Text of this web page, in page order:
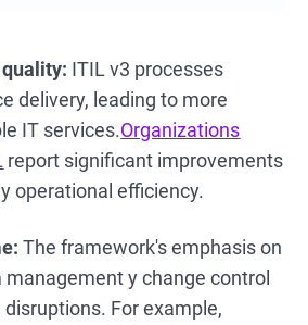
ITIL v3 processes
delivery, leading to more
IT services.Organizations
report significant improvements
operational efficiency.
The framework's emphasis on
y change control
For example,